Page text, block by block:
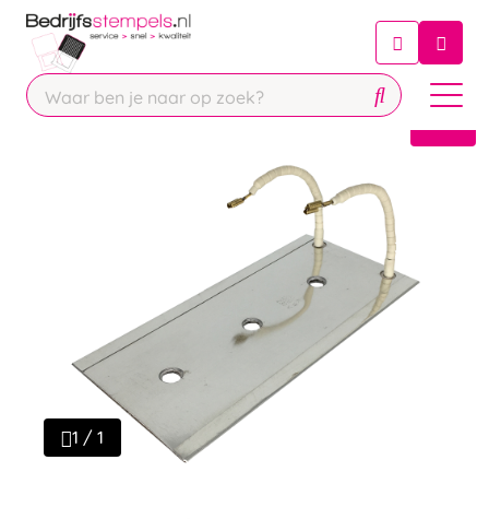
Chatbot
Chat 24/7 met onze chatbot voor
Contact
1 / 1